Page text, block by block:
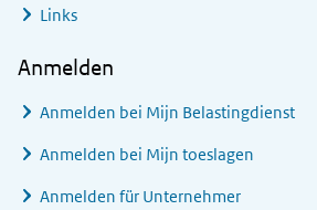
Links
Anmelden
Anmelden bei Mijn Belastingdienst
Anmelden bei Mijn toeslagen
Anmelden für Unternehmer